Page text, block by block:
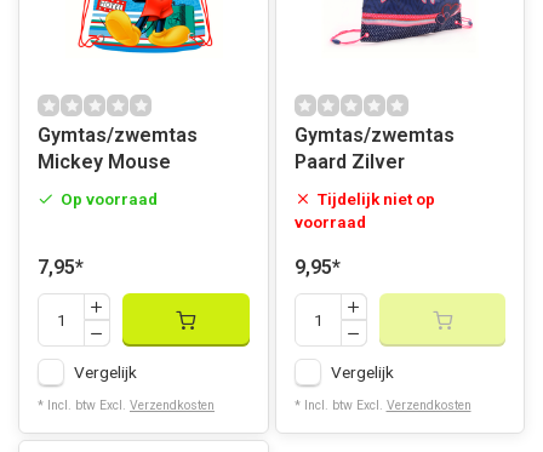
Gymtas/zwemtas
Mickey Mouse
Op voorraad
7,95*
Vergelijk
* Incl. btw Excl. Verzendkosten
Gymtas/zwemtas
Paard Zilver
Tijdelijk niet op
voorraad
9,95*
Vergelijk
* Incl. btw Excl. Verzendkosten